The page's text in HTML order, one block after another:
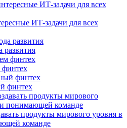
ИТ-задачи для всех
развития
финтех
финтех
продукты мирового уровня в
команде